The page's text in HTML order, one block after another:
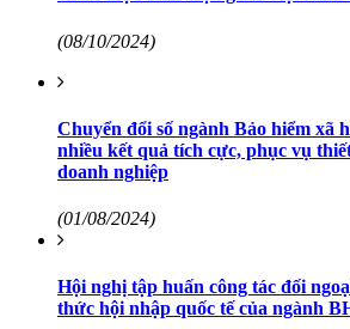
(08/10/2024)
Chuyển đổi số ngành Bảo hiểm xã
nhiều kết quả tích cực, phục vụ
doanh nghiệp
(01/08/2024)
Hội nghị tập huấn công tác đối
thức hội nhập quốc tế của ngành